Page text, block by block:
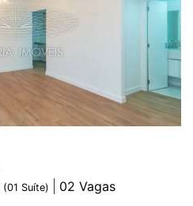
(01 Suíte) 02 Vagas